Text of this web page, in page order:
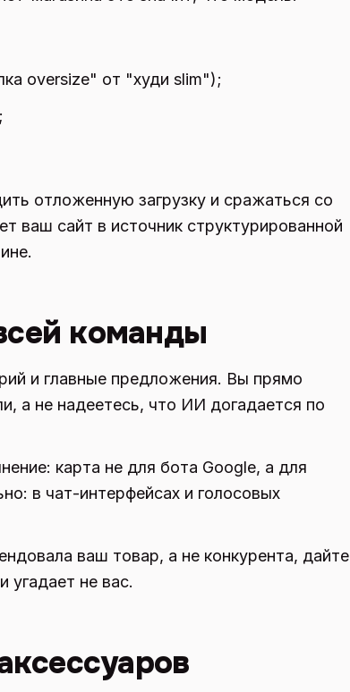
oversize" от "худи slim");
отложенную загрузку и сражаться со
ваш сайт в источник структурированной
команды
и главные предложения. Вы прямо
а не надеетесь, что ИИ догадается по
карта не для бота Google, а для
в чат-интерфейсах и голосовых
ваш товар, а не конкурента, дайте
угадает не вас.